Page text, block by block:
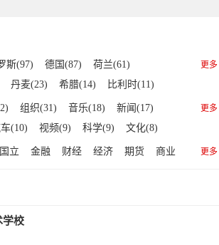
斯(97) 德国(87)
荷兰(61)
丹麦(23) 希腊(14)
比利时(11)
其(6) 葡萄牙(5) 冰岛(4)
乌克兰(3)
保加利亚(2)
阿尔巴尼亚(2)
浦路斯(1) 波黑(1)
斯洛文尼亚(1)
更
组织(31) 音乐(18)
新闻(17)
(10) 视频(9) 科学(9)
文化(8)
中文(4) 艺术(4) 博客(3)
门户(3)
更
国立 金融 财经 经济 期货
商业
更
学校